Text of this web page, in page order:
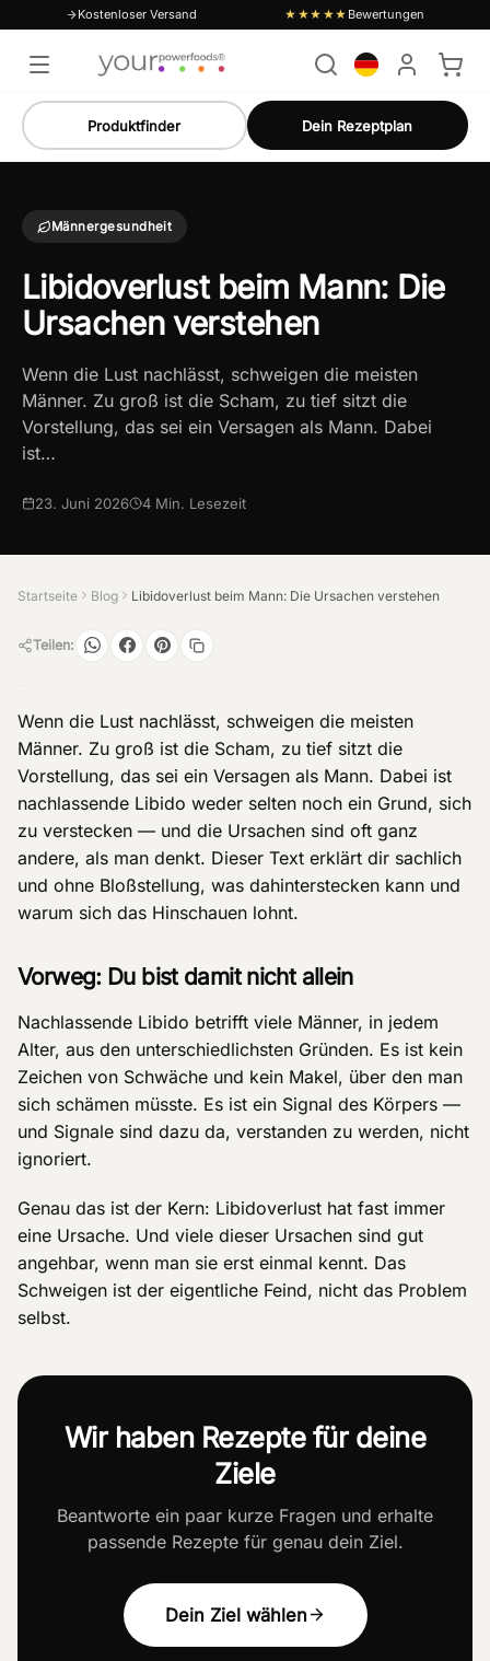
Kostenloser Versand ★★★★★ Bewertungen
Produktfinder Dein Rezeptplan
Männergesundheit
Libidoverlust beim Mann: Die
Ursachen verstehen
Wenn die Lust nachlässt, schweigen die meisten
Männer. Zu groß ist die Scham, zu tief sitzt die
Vorstellung, das sei ein Versagen als Mann. Dabei
ist…
23. Juni 2026 4 Min. Lesezeit
Startseite Blog Libidoverlust beim Mann: Die Ursachen verstehen
Teilen:
Wenn die Lust nachlässt, schweigen die meisten
Männer. Zu groß ist die Scham, zu tief sitzt die
Vorstellung, das sei ein Versagen als Mann. Dabei ist
nachlassende Libido weder selten noch ein Grund, sich
zu verstecken — und die Ursachen sind oft ganz
andere, als man denkt. Dieser Text erklärt dir sachlich
und ohne Bloßstellung, was dahinterstecken kann und
warum sich das Hinschauen lohnt.
Vorweg: Du bist damit nicht allein
Nachlassende Libido betrifft viele Männer, in jedem
Alter, aus den unterschiedlichsten Gründen. Es ist kein
Zeichen von Schwäche und kein Makel, über den man
sich schämen müsste. Es ist ein Signal des Körpers —
und Signale sind dazu da, verstanden zu werden, nicht
ignoriert.
Genau das ist der Kern: Libidoverlust hat fast immer
eine Ursache. Und viele dieser Ursachen sind gut
angehbar, wenn man sie erst einmal kennt. Das
Schweigen ist der eigentliche Feind, nicht das Problem
selbst.
Wir haben Rezepte für deine
Ziele
Beantworte ein paar kurze Fragen und erhalte
passende Rezepte für genau dein Ziel.
Dein Ziel wählen